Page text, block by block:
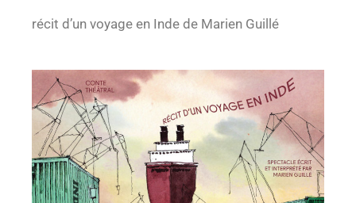
récit d’un voyage en Inde de Marien Guillé